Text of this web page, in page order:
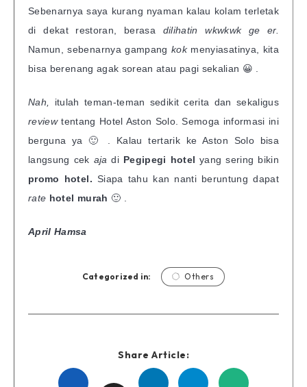
Sebenarnya saya kurang nyaman kalau kolam terletak
di dekat restoran, berasa dilihatin wkwkwk ge er.
Namun, sebenarnya gampang kok menyiasatinya, kita
bisa berenang agak sorean atau pagi sekalian 😀 .
Nah,
itulah teman-teman sedikit cerita dan sekaligus
reviewtentang Hotel Aston Solo. Semoga informasi ini
berguna ya 🙂 . Kalau tertarik ke Aston Solo bisa
langsung cek ajadi Pegipegi hotelyang sering bikin
promo hotel. Siapa tahu kan nanti beruntung dapat
rate hotel murah 🙂 .
April Hamsa
Categorized in: Others
Share Article:
Share Share Share Share